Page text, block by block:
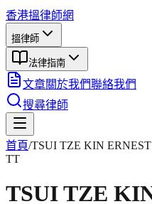
香港搵律師網
搵律師
法律指南
文章關於我們聯絡我們
搜尋律師
首頁/TSUI TZE KIN ERNEST
TT
TSUI TZE